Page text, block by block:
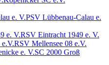
PSV Lübbenau-Calau e.
RSV Eintracht 1949 e. V.
RSV Mellensee 08 e.V.
SC 2000 Groß